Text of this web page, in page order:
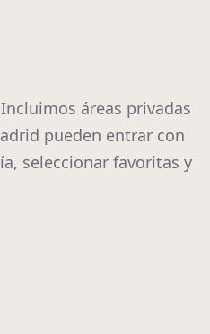
áreas privadas
pueden entrar con
seleccionar favoritas y